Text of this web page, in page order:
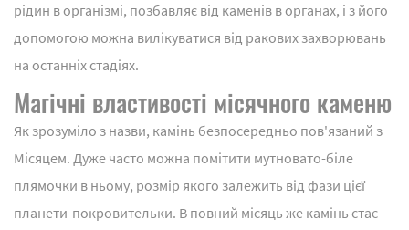
рідин в організмі, позбавляє від каменів в органах, і з його
допомогою можна вилікуватися від ракових захворювань
на останніх стадіях.
Магічні властивості місячного каменю
Як зрозуміло з назви, камінь безпосередньо пов'язаний з
Місяцем. Дуже часто можна помітити мутновато-біле
плямочки в ньому, розмір якого залежить від фази цієї
планети-покровительки. В повний місяць же камінь стає